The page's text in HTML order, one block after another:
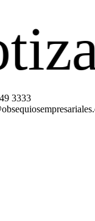
3333